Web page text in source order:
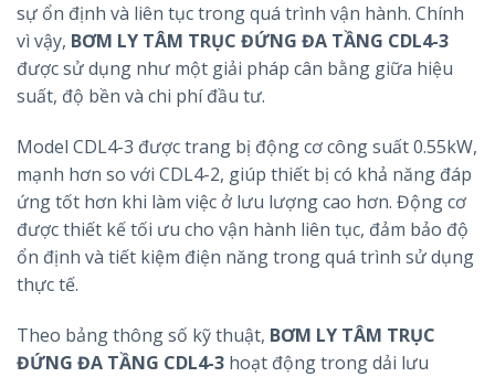
sự ổn định và liên tục trong quá trình vận hành. Chính
vì vậy, BƠM LY TÂM TRỤC ĐỨNG ĐA TẦNG CDL4-3
được sử dụng như một giải pháp cân bằng giữa hiệu
suất, độ bền và chi phí đầu tư.
Model CDL4-3 được trang bị động cơ công suất 0.55kW,
mạnh hơn so với CDL4-2, giúp thiết bị có khả năng đáp
ứng tốt hơn khi làm việc ở lưu lượng cao hơn. Động cơ
được thiết kế tối ưu cho vận hành liên tục, đảm bảo độ
ổn định và tiết kiệm điện năng trong quá trình sử dụng
thực tế.
Theo bảng thông số kỹ thuật, BƠM LY TÂM TRỤC
ĐỨNG ĐA TẦNG CDL4-3 hoạt động trong dải lưu